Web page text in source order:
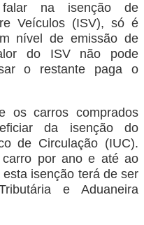
falar na isenção de
Veículos (ISV), só é
nível de emissão de
do ISV não pode
o restante paga o
os carros comprados
da isenção do
de Circulação (IUC).
por ano e até ao
isenção terá de ser
e Aduaneira